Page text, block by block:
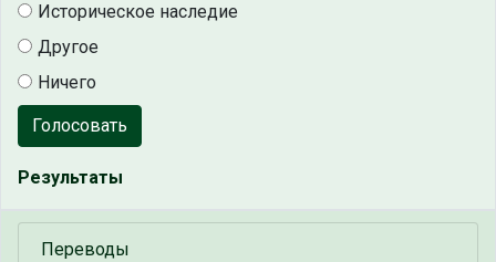
Историческое наследие
Другое
Ничего
Голосовать
Результаты
Переводы